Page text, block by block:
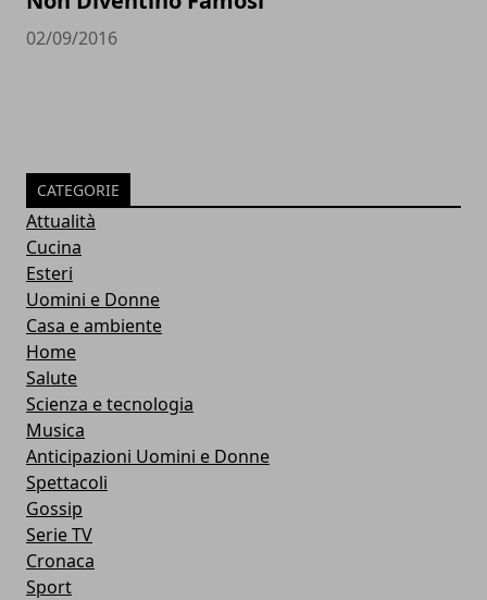
02/09/2016
CATEGORIE
Attualità
Cucina
Esteri
Uomini e Donne
Casa e ambiente
Home
Salute
Scienza e tecnologia
Musica
Anticipazioni Uomini e Donne
Spettacoli
Gossip
Serie TV
Cronaca
Sport